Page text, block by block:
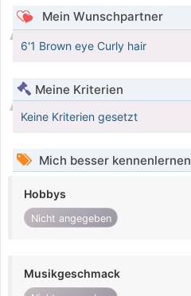
Mein Wunschpartner
6'1 Brown eye Curly hair
Meine Kriterien
Keine Kriterien gesetzt
Mich besser kennenlernen
Hobbys
Nicht angegeben
Musikgeschmack